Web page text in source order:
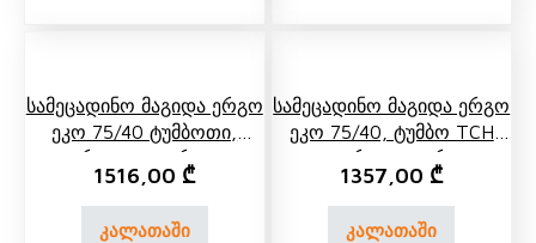
Სამეცადინო Მაგიდა Ერგო
Ეკო 75/40 Ტუმბოთი,
Გვერდითა Თაროთი,
Უკანა Ერთ Და Ორ
Იარუსიანი Თაროთი
1516,00 ₾
კალათაში
Სამეცადინო Მაგიდა Ერგო
Ეკო 75/40, Ტუმბო TCH
07, Გვერდითა Ერთ Და
Უკანა Ორი Ორ Იარუსიანი
Თარო
1357,00 ₾
კალათაში